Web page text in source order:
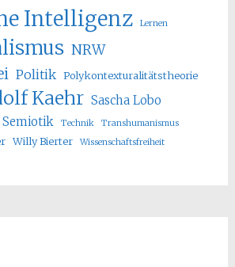
Intelligenz Lernen
NRW
Politik Polykontexturalitätstheorie
Kaehr Sascha Lobo
Semiotik Technik
Transhumanismus
Willy Bierter Wissenschaftsfreiheit